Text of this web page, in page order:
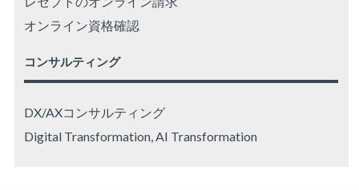
オンライン資格確認
コンサルティング
DX/AXコンサルティング
Digital Transformation, AI Transformation